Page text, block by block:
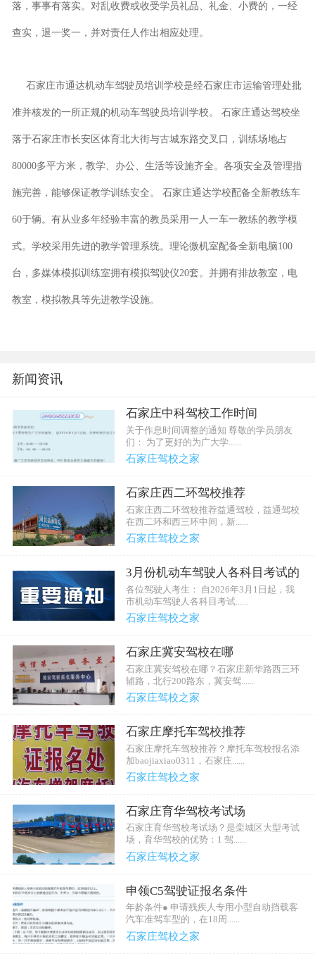
落，事事有落实。对乱收费或收受学员礼品、礼金、小费的，一经
查实，退一奖一，并对责任人作出相应处理。
石家庄市通达机动车驾驶员培训学校是经石家庄市运输管理处批
准并核发的一所正规的机动车驾驶员培训学校。 石家庄通达驾校坐
落于石家庄市长安区体育北大街与古城东路交叉口，训练场地占
80000多平方米，教学、办公、生活等设施齐全。各项安全及管理措
施完善，能够保证教学训练安全。 石家庄通达学校配备全新教练车
60于辆。有从业多年经验丰富的教员采用一人一车一教练的教学模
式。学校采用先进的教学管理系统。理论微机室配备全新电脑100
台，多媒体模拟训练室拥有模拟驾驶仪20套。并拥有排故教室，电
教室，模拟教具等先进教学设施。
新闻资讯
石家庄中科驾校工作时间
关于作息时间调整的通知 尊敬的学员朋友
们： 为了更好的为广大学......
石家庄驾校之家
石家庄西二环驾校推荐
石家庄西二环驾校推荐益通驾校，益通驾校
在西二环和西三环中间，新......
石家庄驾校之家
3月份机动车驾驶人各科目考试的
公告
各位驾驶人考生： 自2026年3月1日起，我
市机动车驾驶人各科目考试......
石家庄驾校之家
石家庄冀安驾校在哪
石家庄冀安驾校在哪？石家庄新华路西三环
辅路，北行200路东，冀安驾......
石家庄驾校之家
石家庄摩托车驾校推荐
石家庄摩托车驾校推荐？摩托车驾校报名添
加baojiaxiao0311，石家庄......
石家庄驾校之家
石家庄育华驾校考试场
石家庄育华驾校考试场？是栾城区大型考试
场，育华驾校的优势：1 驾......
石家庄驾校之家
申领C5驾驶证报名条件
年龄条件● 申请残疾人专用小型自动挡载客
汽车准驾车型的，在18周......
石家庄驾校之家